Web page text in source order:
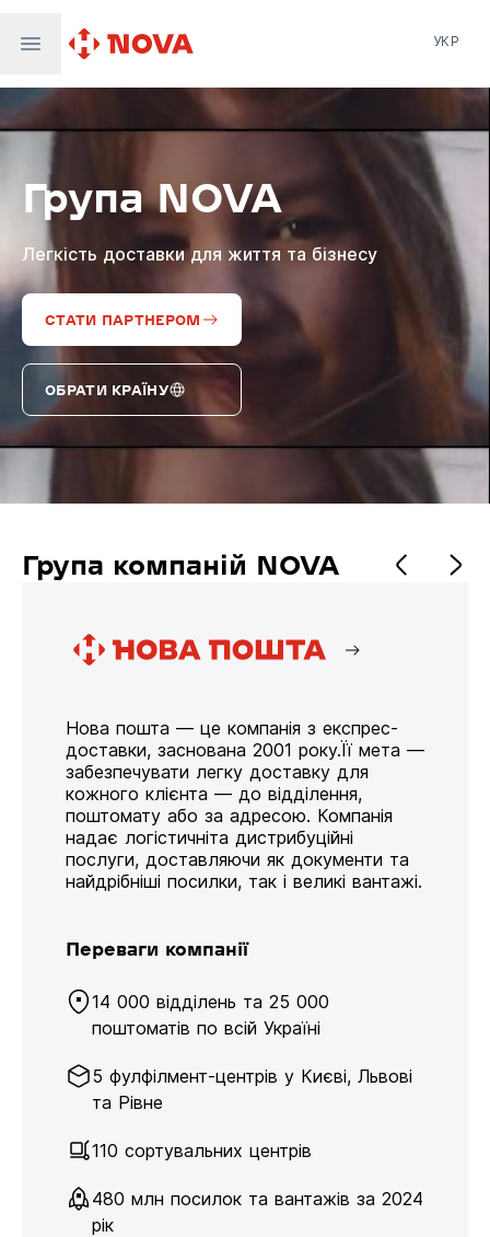
Nova Post Europe
Nova Global
Nova Digital
Supernova Airlines
УКР
Група NOVA
Легкість доставки для життя та бізнесу
СТАТИ ПАРТНЕРОМ
ОБРАТИ КРАЇНУ
Група компаній NOVA
Нова пошта — це компанія з експрес-
доставки, заснована 2001 року.Її мета —
забезпечувати легку доставку для
кожного клієнта — до відділення,
поштомату або за адресою. Компанія
надає логістичніта дистрибуційні
послуги, доставляючи як документи та
найдрібніші посилки, так і великі вантажі.
Переваги компанії
14 000 відділень та 25 000
поштоматів по всій Україні
5 фулфілмент-центрів у Києві, Львові
та Рівне
110 сортувальних центрів
480 млн посилок та вантажів за 2024
рік